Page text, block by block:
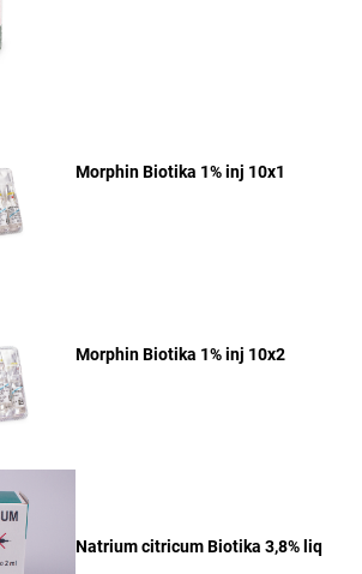
Morphin Biotika 1% inj 10x1
Morphin Biotika 1% inj 10x2
Natrium citricum Biotika 3,8% liq